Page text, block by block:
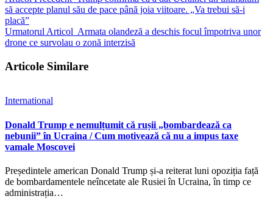
să accepte planul său de pace până joia viitoare. „Va trebui să-i
placă”
Urmatorul Articol Armata olandeză a deschis focul împotriva unor
drone ce survolau o zonă interzisă
Articole Similare
International
Donald Trump e nemulțumit că rușii „bombardează ca
nebunii” în Ucraina / Cum motivează că nu a impus taxe
vamale Moscovei
Președintele american Donald Trump și-a reiterat luni opoziția față
de bombardamentele neîncetate ale Rusiei în Ucraina, în timp ce
administrația…